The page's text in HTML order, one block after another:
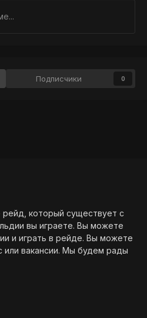
Подписчики 0
который существует с
вы играете. Вы можете
и играть в рейде. Вы можете
или вакансии. Мы будем рады